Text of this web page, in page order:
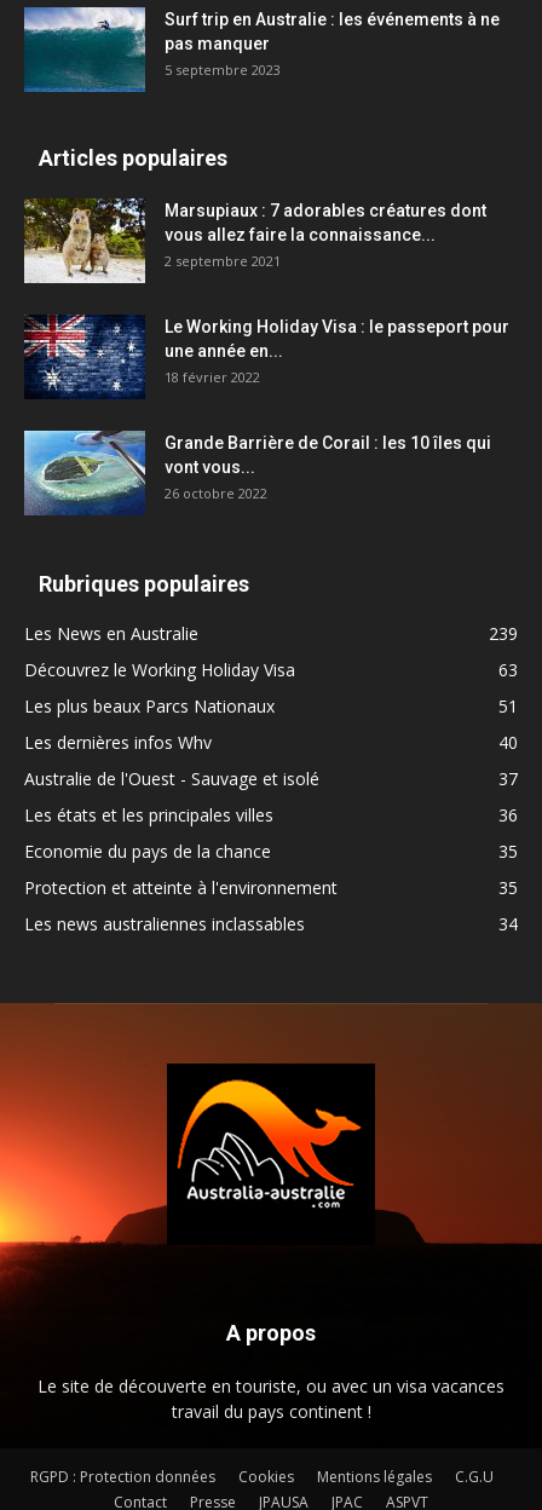
Surf trip en Australie : les événements à ne
pas manquer
5 septembre 2023
Articles populaires
Marsupiaux : 7 adorables créatures dont
vous allez faire la connaissance...
2 septembre 2021
Le Working Holiday Visa : le passeport pour
une année en...
18 février 2022
Grande Barrière de Corail : les 10 îles qui
vont vous...
26 octobre 2022
Rubriques populaires
Les News en Australie
239
Découvrez le Working Holiday Visa
63
Les plus beaux Parcs Nationaux
51
Les dernières infos Whv
40
Australie de l'Ouest - Sauvage et isolé
37
Les états et les principales villes
36
Economie du pays de la chance
35
Protection et atteinte à l'environnement
35
Les news australiennes inclassables
34
A propos
Le site de découverte en touriste, ou avec un visa vacances
travail du pays continent !
RGPD : Protection données Cookies Mentions légales
C.G.U
Contact
Presse JPAUSA JPAC ASPVT